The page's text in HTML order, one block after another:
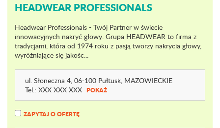
HEADWEAR PROFESSIONALS
Headwear Professionals - Twój Partner w świecie
innowacyjnych nakryć głowy. Grupa HEADWEAR to firma z
tradycjami, która od 1974 roku z pasją tworzy nakrycia głowy,
wyróżniające się jakośc...
ul. Słoneczna 4, 06-100 Pułtusk, MAZOWIECKIE
Tel.: XXX XXX XXX POKAŻ
ZAPYTAJ O OFERTĘ